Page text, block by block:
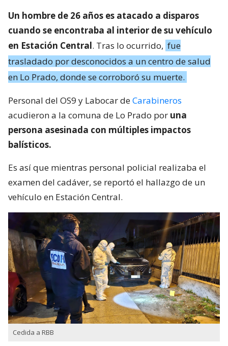
Un hombre de 26 años es atacado a disparos
cuando se encontraba al interior de su vehículo
en Estación Central. Tras lo ocurrido, fue
trasladado por desconocidos a un centro de salud
en Lo Prado, donde se corroboró su muerte.
Personal del OS9 y Labocar deCarabineros
acudieron a la comuna de Lo Prado por una
persona asesinada con múltiples impactos
balísticos.
Es así que mientras personal policial realizaba el
examen del cadáver, se reportó el hallazgo de un
vehículo en Estación Central.
Cedida a RBB